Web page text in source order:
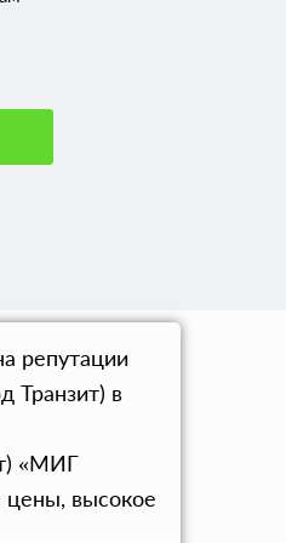
репутации
Транзит) в
«МИГ
цены, высокое